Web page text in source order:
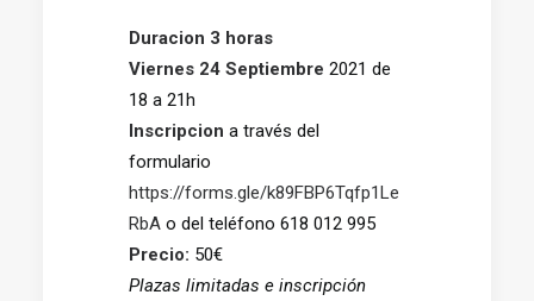
Duracion 3 horas
Viernes 24 Septiembre 2021 de
18 a 21h
Inscripcion a través del
formulario
https://forms.gle/k89FBP6Tqfp1Le
RbA o del teléfono 618 012 995
Precio: 50€
Plazas limitadas e inscripción